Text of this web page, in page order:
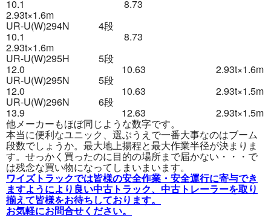
10.1 8.73
2.93t×1.6m
UR-U(W)294N 4段
10.1 8.73
2.93t×1.6m
UR-U(W)295H 5段
12.0 10.63 2.93t×1.6m
UR-U(W)295N 5段
12.0 10.63 2.93t×1.5m
UR-U(W)296N 6段
13.9 12.63 2.93t×1.5m
他メーカーもほぼ同じような数字です。
本当に便利なユニック、選ぶうえで一番大事なのはブーム
段数でしょうか。最大地上揚程と最大作業半径が決まりま
す。せっかく買ったのに目的の場所まで届かない・・・で
は残念な買い物になってしまいまいます。
ワイズトラックでは皆様の安全作業・安全運行に寄与でき
ますようにより良い中古トラック、中古トレーラーを取り
揃えて皆様をお待ちしております。
お気軽にお問合せください。